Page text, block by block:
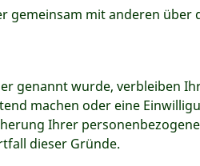
mit anderen
genannt wurde, verbleiben
machen oder eine
Ihrer
dieser Gründe.